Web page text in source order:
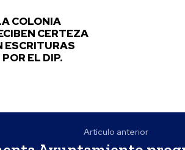
COLONIA
CERTEZA
ESCRITURAS
EL DIP.
Artículo anterior